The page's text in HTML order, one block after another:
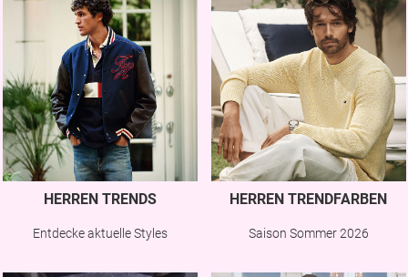
HERREN TRENDS
Entdecke aktuelle Styles
HERREN TRENDFARBEN
Saison Sommer 2026